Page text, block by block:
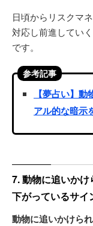
日頃からリスクマ
対応し前進してい
です。
参考記事
【夢占い】
アル的な暗示
7. 動物に追いか
下がっているサイ
動物に追いかけら